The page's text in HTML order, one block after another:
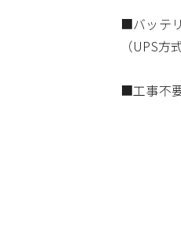
■バッテ
（UPS
■工事不